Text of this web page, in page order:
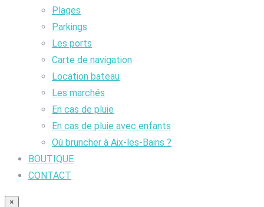
Plages
Parkings
Les ports
Carte de navigation
Location bateau
Les marchés
En cas de pluie
En cas de pluie avec enfants
Où bruncher à Aix-les-Bains ?
BOUTIQUE
CONTACT
×